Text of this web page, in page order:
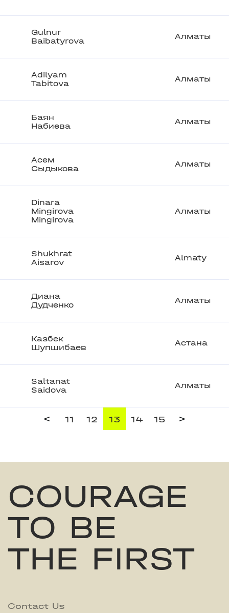
Gulnur
Baibatyrova
Алматы
Adilyam
Tabitova
Алматы
Баян
Набиева
Алматы
Асем
Сыдыкова
Алматы
Dinara
Mingirova
Mingirova
Алматы
Shukhrat
Aisarov
Almaty
Диана
Дудченко
Алматы
Казбек
Шупшибаев
Астана
Saltanat
Saidova
Алматы
< 11 12 13 14 15 >
COURAGE
TO BE
THE FIRST
Contact Us